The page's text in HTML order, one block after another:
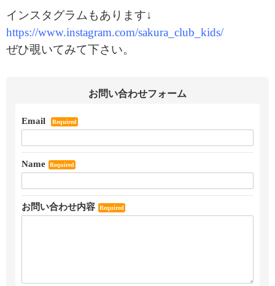
インスタグラムもあります↓
https://www.instagram.com/sakura_club_kids/
ぜひ覗いてみて下さい。
お問い合わせフォーム
Email Required
Name Required
お問い合わせ内容 Required